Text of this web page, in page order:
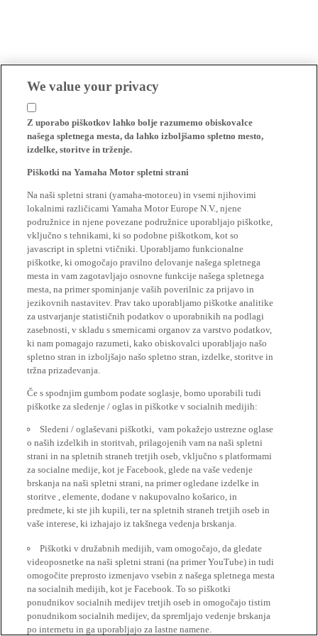
We value your privacy
Z uporabo piškotkov lahko bolje razumemo obiskovalce
našega spletnega mesta, da lahko izboljšamo spletno mesto,
izdelke, storitve in trženje.
Piškotki na Yamaha Motor spletni strani
Na naši spletni strani (yamaha-motor.eu) in vsemi njihovimi
lokalnimi različicami Yamaha Motor Europe N.V., njene
podružnice in njene povezane podružnice uporabljajo piškotke,
vključno s tehnikami, ki so podobne piškotkom, kot so
javascript in spletni vtičniki. Uporabljamo funkcionalne
piškotke, ki omogočajo pravilno delovanje našega spletnega
mesta in vam zagotavljajo osnovne funkcije našega spletnega
mesta, na primer spominjanje vaših poverilnic za prijavo in
jezikovnih nastavitev. Prav tako uporabljamo piškotke analitike
za ustvarjanje statističnih podatkov o uporabnikih na podlagi
zasebnosti, v skladu s smernicami organov za varstvo podatkov,
ki nam pomagajo razumeti, kako obiskovalci uporabljajo našo
spletno stran in izboljšajo našo spletno stran, izdelke, storitve in
tržna prizadevanja.
Če s spodnjim gumbom podate soglasje, bomo uporabili tudi
piškotke za sledenje / oglas in piškotke v socialnih medijih:
Sledeni / oglaševani piškotki, vam pokažejo ustrezne oglase
o naših izdelkih in storitvah, prilagojenih vam na naši spletni
strani in na spletnih straneh tretjih oseb, vključno s platformami
za socialne medije, kot je Facebook, glede na vaše vedenje
brskanja na naši spletni strani, na primer ogledane izdelke in
storitve , elemente, dodane v nakupovalno košarico, in
predmete, ki ste jih kupili, ter na spletnih straneh tretjih oseb in
vaše interese, ki izhajajo iz takšnega vedenja brskanja.
Piškotki v družabnih medijih, vam omogočajo, da gledate
videoposnetke na naši spletni strani (na primer YouTube) in tudi
omogočite preprosto izmenjavo vsebin z našega spletnega mesta
na socialnih medijih, kot je Facebook. To so piškotki
ponudnikov socialnih medijev tretjih oseb in omogočajo tistim
ponudnikom socialnih medijev, da spremljajo vedenje brskanja
po internetu in ga uporabljajo za lastne namene.